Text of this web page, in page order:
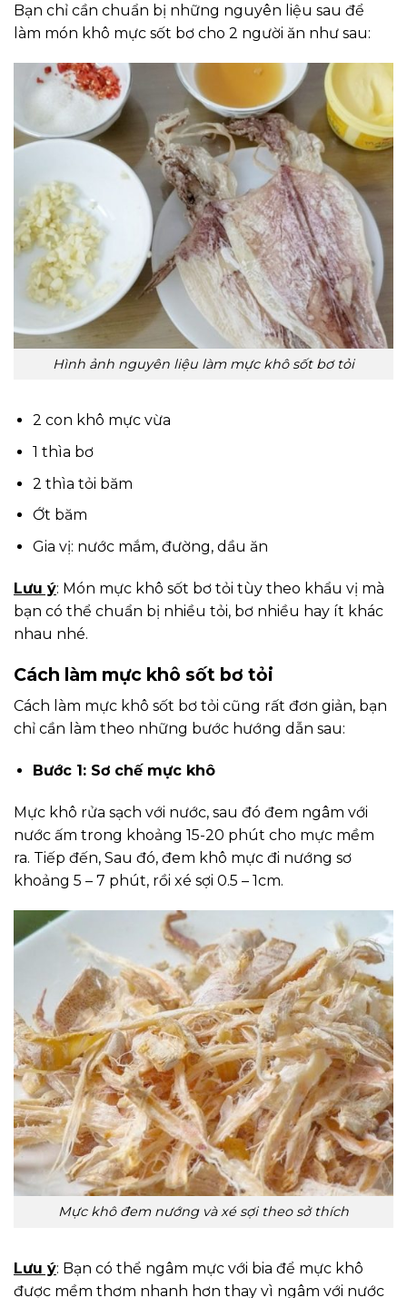
Bạn chỉ cần chuẩn bị những nguyên liệu sau để
làm món khô mực sốt bơ cho 2 người ăn như sau:
Hình ảnh nguyên liệu làm mực khô sốt bơ tỏi
2 con khô mực vừa
1 thìa bơ
2 thìa tỏi băm
Ớt băm
Gia vị: nước mắm, đường, dầu ăn
Lưu ý: Món mực khô sốt bơ tỏi tùy theo khẩu vị mà
bạn có thể chuẩn bị nhiều tỏi, bơ nhiều hay ít khác
nhau nhé.
Cách làm mực khô sốt bơ tỏi
Cách làm mực khô sốt bơ tỏi cũng rất đơn giản, bạn
chỉ cần làm theo những bước hướng dẫn sau:
Bước 1: Sơ chế mực khô
Mực khô rửa sạch với nước, sau đó đem ngâm với
nước ấm trong khoảng 15-20 phút cho mực mềm
ra. Tiếp đến, Sau đó, đem khô mực đi nướng sơ
khoảng 5 – 7 phút, rồi xé sợi 0.5 – 1cm.
Mực khô đem nướng và xé sợi theo sở thích
Lưu ý: Bạn có thể ngâm mực với bia để mực khô
được mềm thơm nhanh hơn thay vì ngâm với nước